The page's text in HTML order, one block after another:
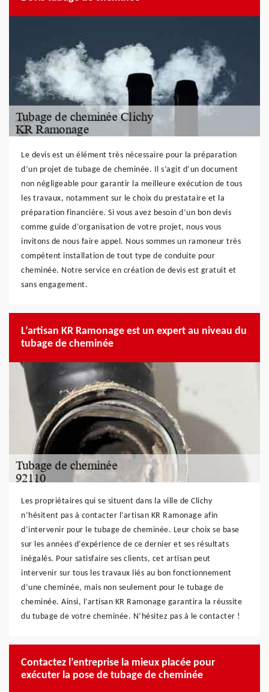
Le devis est un élément très nécessaire pour la préparation
d’un projet de tubage de cheminée. Il s’agit d’un document
non négligeable pour garantir la meilleure exécution de tous
les travaux, notamment sur le choix du prestataire et la
préparation financière. Si vous avez besoin d’un bon devis
comme guide d’organisation de votre projet, nous vous
invitons de nous faire appel. Nous sommes un ramoneur très
compétent installation de tout type de conduite pour
cheminée. Notre service en création de devis est gratuit et
sans engagement.
L’artisan KR Ramonage est un expert au niveau du
tubage de cheminée
Les propriétaires qui se situent dans la ville de Clichy
n’hésitent pas à contacter l’artisan KR Ramonage afin
d’intervenir pour le tubage de cheminée. Leur choix se base
sur les années d’expérience de ce dernier et ses résultats
inégalés. Pour satisfaire ses clients, cet artisan peut
intervenir sur tous les travaux liés au bon fonctionnement
d’une cheminée, mais non seulement pour le tubage de
cheminée. Ainsi, l’artisan KR Ramonage garantira la réussite
du tubage de votre cheminée. N’hésitez pas à le contacter !
Contactez l’entreprise la mieux placée pour
exécuter la pose de tubage de cheminée